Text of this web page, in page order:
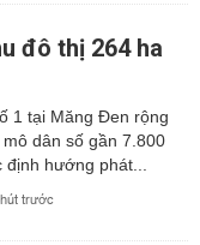
đô thị 264 ha
1 tại Măng Đen rộng
dân số gần 7.800
định hướng phát...
trước